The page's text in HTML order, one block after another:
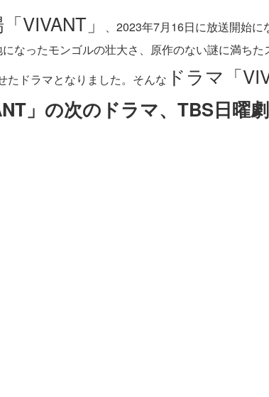
VIVANT」
、2023年7月16日に放送開始
なったモンゴルの壮大さ、原作のない謎に満ち
たドラマとなりました。そんな ドラマ「
」の次のドラマ、TBS日曜